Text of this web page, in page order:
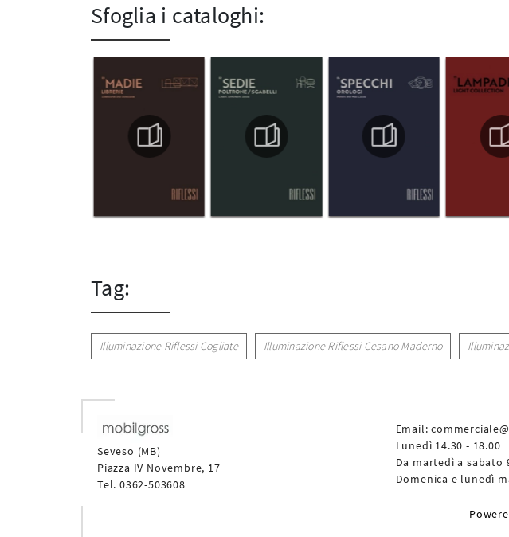
Sfoglia i cataloghi:
Tag:
Illuminazione Riflessi Cogliate Illuminazione Riflessi Cesano Maderno
Seveso (MB)
Piazza IV Novembre, 17
Tel. 0362-503608
Email:
Lunedì 14.30 - 18.00
Da martedì a sabato
Domenica e lunedì